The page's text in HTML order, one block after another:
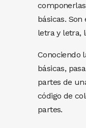
básicas. Son
letra y letra,
Conociendo
básicas,
partes de
código de
partes.